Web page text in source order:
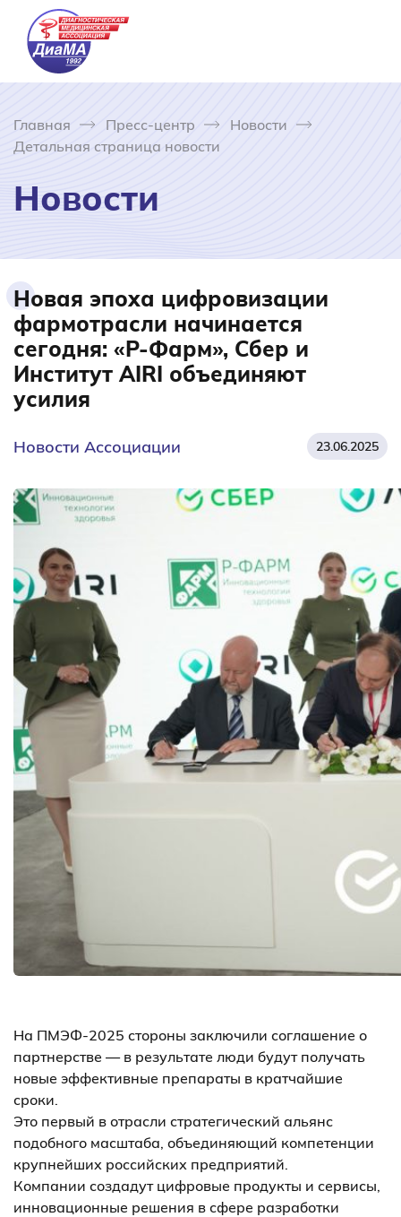
Главная Пресс-центр
Новости
Детальная страница новости
Новости
Новая эпоха цифровизации
фармотрасли начинается
сегодня: «Р-Фарм», Сбер и
Институт AIRI объединяют
усилия
Новости Ассоциации 23.06.2025
На ПМЭФ-2025 стороны заключили соглашение о
партнерстве — в результате люди будут получать
новые эффективные препараты в кратчайшие
сроки.
Это первый в отрасли стратегический альянс
подобного масштаба, объединяющий компетенции
крупнейших российских предприятий.
Компании создадут цифровые продукты и сервисы,
инновационные решения в сфере разработки